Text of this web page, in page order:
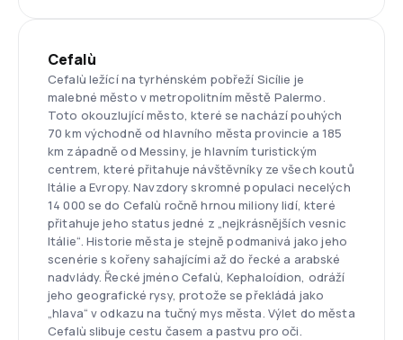
Cefalù
Cefalù ležící na tyrhénském pobřeží Sicílie je
malebné město v metropolitním městě Palermo.
Toto okouzlující město, které se nachází pouhých
70 km východně od hlavního města provincie a 185
km západně od Messiny, je hlavním turistickým
centrem, které přitahuje návštěvníky ze všech koutů
Itálie a Evropy. Navzdory skromné populaci necelých
14 000 se do Cefalù ročně hrnou miliony lidí, které
přitahuje jeho status jedné z „nejkrásnějších vesnic
Itálie“. Historie města je stejně podmanivá jako jeho
scenérie s kořeny sahajícími až do řecké a arabské
nadvlády. Řecké jméno Cefalù, Kephaloídion, odráží
jeho geografické rysy, protože se překládá jako
„hlava“ v odkazu na tučný mys města. Výlet do města
Cefalù slibuje cestu časem a pastvu pro oči.